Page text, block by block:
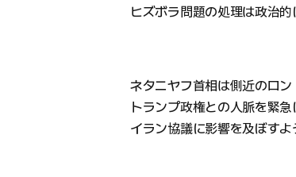
ヒズボラ問題の処理は政治
ネタニヤフ首相は側近のロン
トランプ政権との人脈を緊
イラン協議に影響を及ぼすよ